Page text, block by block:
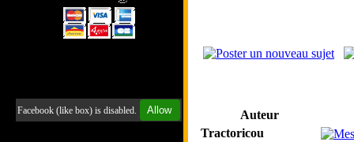
Facebook (like box) is disabled. Allow
Auteur
Tractoricou